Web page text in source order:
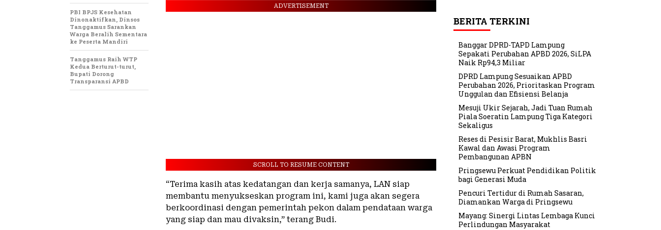
ADVERTISEMENT
SCROLL TO RESUME CONTENT
“Terima kasih atas kedatangan dan kerja samanya, LAN siap
membantu menyukseskan program ini, kami juga akan segera
berkoordinasi dengan pemerintah pekon dalam pendataan warga
yang siap dan mau divaksin,” terang Budi.
PBI BPJS Kesehatan
Dinonaktifkan, Dinsos
Tanggamus Sarankan
Warga Beralih Sementara
ke Peserta Mandiri
Tanggamus Raih WTP
Kedua Berturut-turut,
Bupati Dorong
Transparansi APBD
BERITA TERKINI
Banggar DPRD-TAPD Lampung
Sepakati Perubahan APBD 2026, SiLPA
Naik Rp94,3 Miliar
DPRD Lampung Sesuaikan APBD
Perubahan 2026, Prioritaskan Program
Unggulan dan Efisiensi Belanja
Mesuji Ukir Sejarah, Jadi Tuan Rumah
Piala Soeratin Lampung Tiga Kategori
Sekaligus
Reses di Pesisir Barat, Mukhlis Basri
Kawal dan Awasi Program
Pembangunan APBN
Pringsewu Perkuat Pendidikan Politik
bagi Generasi Muda
Pencuri Tertidur di Rumah Sasaran,
Diamankan Warga di Pringsewu
Mayang: Sinergi Lintas Lembaga Kunci
Perlindungan Masyarakat